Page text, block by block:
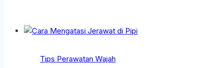
Tips Perawatan Wajah